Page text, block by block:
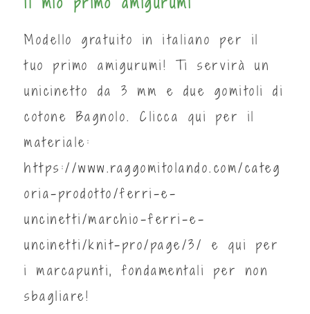
Modello gratuito in italiano per il
tuo primo amigurumi! Ti servirà un
unicinetto da 3 mm e due gomitoli di
cotone Bagnolo. Clicca qui per il
materiale:
https://www.raggomitolando.com/categ
oria-prodotto/ferri-e-
uncinetti/marchio-ferri-e-
uncinetti/knit-pro/page/3/ e qui per
i marcapunti, fondamentali per non
sbagliare!